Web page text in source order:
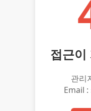
접근이
관리
Email